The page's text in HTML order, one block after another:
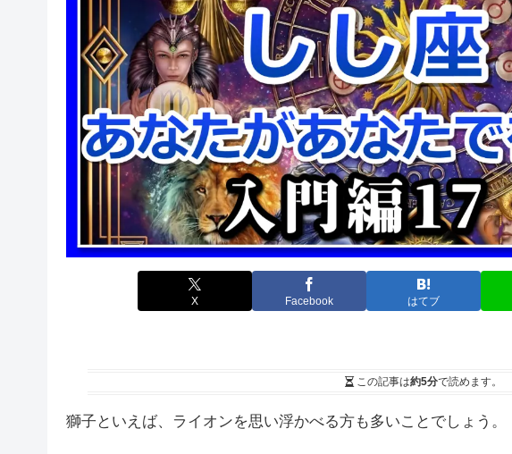
X Facebook はてブ
この記事は約5分で読めます。
獅子といえば、ライオンを思い浮かべる方も多いことでしょう。